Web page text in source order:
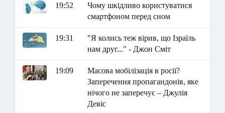
19:52
Чому шкідливо користуватися
смартфоном перед сном
19:31
"Я колись теж вірив, що Ізраїль
нам друг..." - Джон Сміт
19:09
Масова мобілізація в росії?
Заперечення пропагандонів, яке
нічого не заперечує – Джулія
Девіс